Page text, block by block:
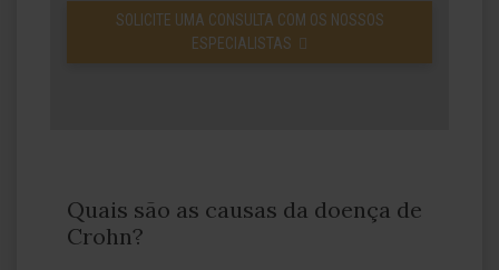
SOLICITE UMA CONSULTA COM OS NOSSOS
ESPECIALISTAS
Quais são as causas da doença de
Crohn?